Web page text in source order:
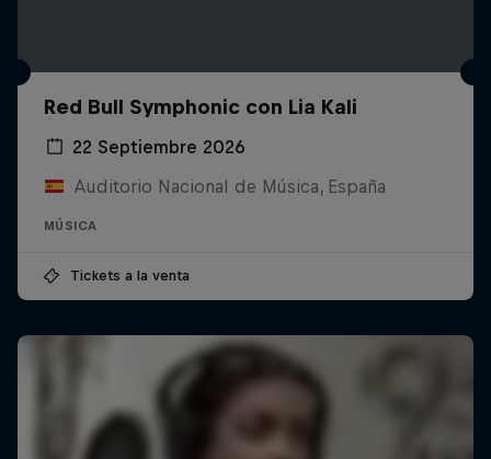
Red Bull Symphonic con Lia Kali
22 Septiembre 2026
Auditorio Nacional de Música, España
MÚSICA
Tickets a la venta